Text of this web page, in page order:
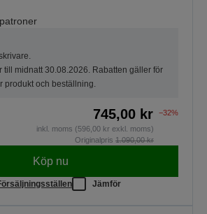
till midnatt 30.08.2026. Rabatten gäller för
produkt och beställning.
745,00 kr
−32%
inkl. moms (596,00 kr exkl. moms)
Originalpris 1.090,00 kr
Köp nu
Jämför